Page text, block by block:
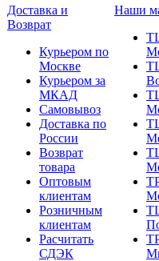
Доставка и
Возврат
Курьером по
Москве
Курьером за
МКАД
Самовывоз
Доставка по
России
Возврат
товара
Оптовым
клиентам
Розничным
клиентам
Расчитать
СДЭК
Наши